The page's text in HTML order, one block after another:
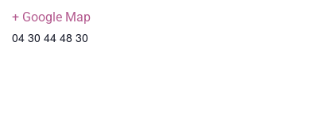
+ Google Map
04 30 44 48 30